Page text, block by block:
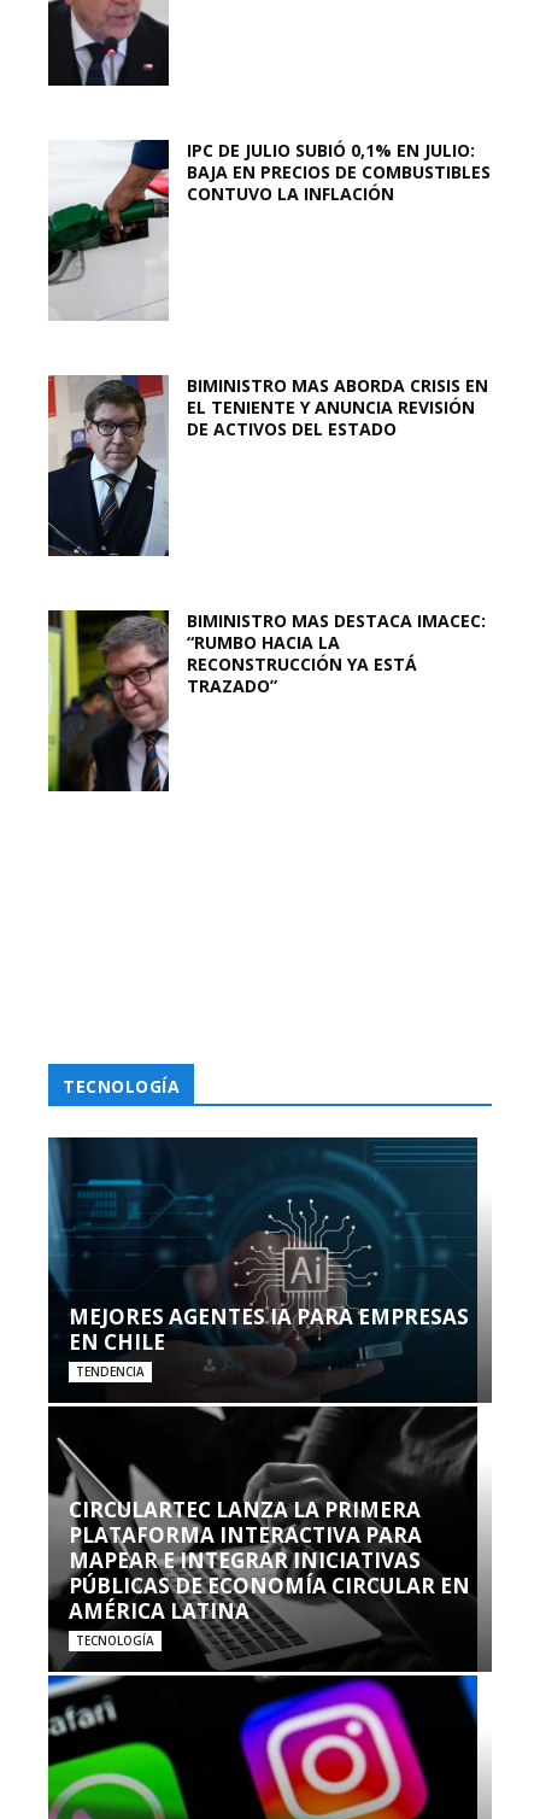
IPC DE JULIO SUBIÓ 0,1% EN JULIO:
BAJA EN PRECIOS DE COMBUSTIBLES
CONTUVO LA INFLACIÓN
BIMINISTRO MAS ABORDA CRISIS EN
EL TENIENTE Y ANUNCIA REVISIÓN
DE ACTIVOS DEL ESTADO
BIMINISTRO MAS DESTACA IMACEC:
“RUMBO HACIA LA
RECONSTRUCCIÓN YA ESTÁ
TRAZADO”
TECNOLOGÍA
MEJORES AGENTES IA PARA EMPRESAS
EN CHILE
TENDENCIA
CIRCULARTEC LANZA LA PRIMERA
PLATAFORMA INTERACTIVA PARA
MAPEAR E INTEGRAR INICIATIVAS
PÚBLICAS DE ECONOMÍA CIRCULAR EN
AMÉRICA LATINA
TECNOLOGÍA